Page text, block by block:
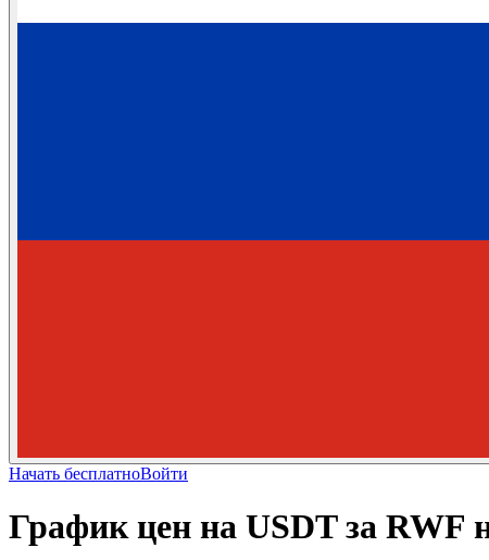
Начать бесплатноВойти
График цен на USDT за RWF